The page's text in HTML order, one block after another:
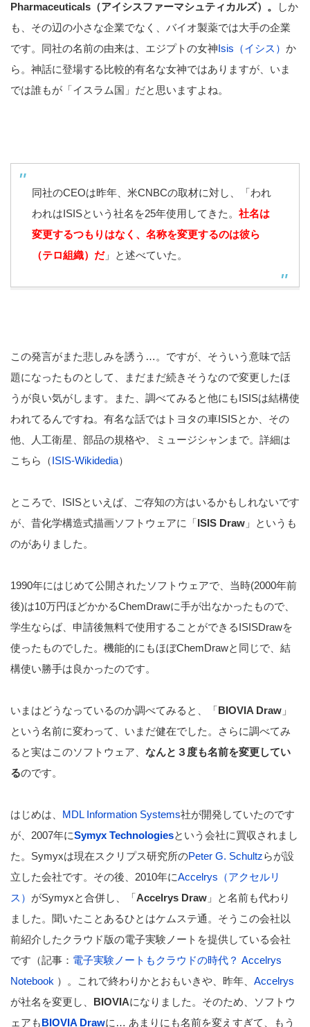
Pharmaceuticals（アイシスファーマシュティカルズ）。
しか
も、その辺の小さな企業でなく、バイオ製薬では大手の企業
です。同社の名前の由来は、エジプトの女神Isis（イシス） か
ら。神話に登場する比較的有名な女神ではありますが、いま
では誰もが「イスラム国」だと思いますよね。
同社のCEOは昨年、米CNBCの取材に対し、「われ
われはISISという社名を25年使用してきた。 社名は
変更するつもりはなく、名称を変更するのは彼ら
（テロ組織）だ」と述べていた。
この発言がまた悲しみを誘う…。ですが、そういう意味で話
題になったものとして、まだまだ続きそうなので変更したほ
うが良い気がします。また、調べてみると他にもISISは結構使
われてるんですね。有名な話ではトヨタの車ISISとか、その
他、人工衛星、部品の規格や、ミュージシャンまで。詳細は
こちら（ISIS-Wikidedia）
ところで、ISISといえば、ご存知の方はいるかもしれないです
が、昔化学構造式描画ソフトウェアに「ISIS Draw 」というも
のがありました。
1990年にはじめて公開されたソフトウェアで、当時(2000年前
後)は10万円ほどかかるChemDrawに手が出なかったもので、
学生ならば、申請後無料で使用することができるISISDrawを
使ったものでした。機能的にもほぼChemDrawと同じで、結
構使い勝手は良かったのです。
いまはどうなっているのか調べてみると、「BIOVIA Draw 」
という名前に変わって、いまだ健在でした。さらに調べてみ
ると実はこのソフトウェア、 なんと３度も名前を変更してい
るのです。
はじめは、 MDL Information Systems社が開発していたのです
が、2007年にSymyx Technologiesという会社に買収されまし
た。Symyxは現在スクリプス研究所のPeter G. Schultzらが設
立した会社です。その後、2010年にAccelrys（アクセルリ
ス） がSymyxと合併し、「Accelrys Draw 」と名前も代わり
ました。聞いたことあるひとはケムステ通。そうこの会社以
前紹介したクラウド版の電子実験ノートを提供している会社
です（記事： 電子実験ノートもクラウドの時代？ Accelrys
Notebook ）。これで終わりかとおもいきや、昨年、 Accelrys
が社名を変更し、 BIOVIAになりました。そのため、ソフトウ
ェアもBIOVIA Drawに… あまりにも名前を変えすぎて、もう